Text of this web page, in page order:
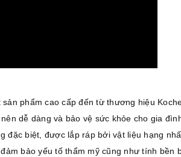
phẩm cao cấp đến từ thương hiệu
dễ dàng và bảo vệ sức khỏe cho gia
đặc biệt, được lắp ráp bởi vật liệu hạng
bảo yếu tố thẩm mỹ cũng như tính bền